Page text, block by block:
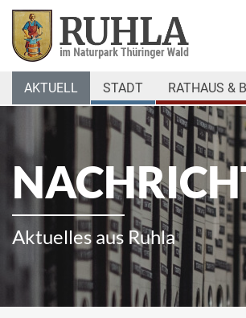
AKTUELL STADT RATHAUS &
Aktuelles aus Ruhla